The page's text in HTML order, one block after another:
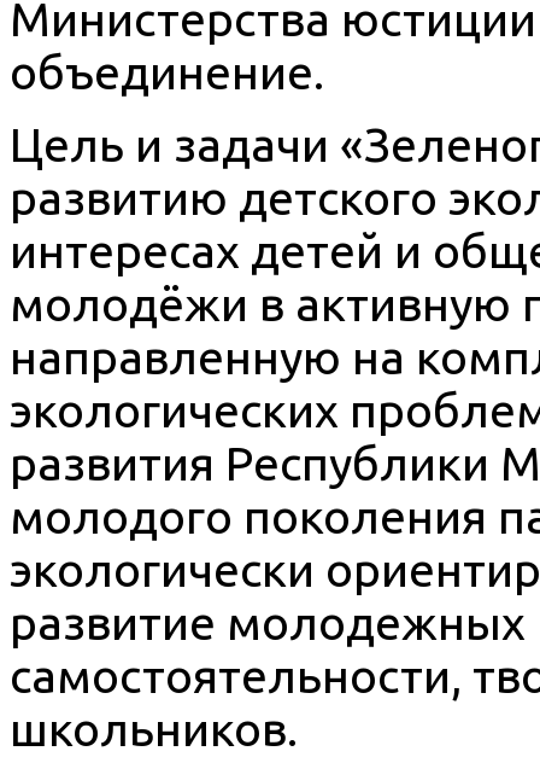
Министерства
объединение.
Цель и задачи
развитию детского
интересах детей и
молодёжи в активную
направленную на
экологических
развития Республики
молодого поколения
экологически
развитие молодежных
самостоятельности,
школьников.